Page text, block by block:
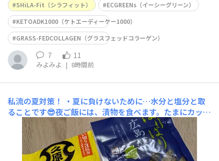
SHiLA-Fit（シラフィット）
ECGREENs（イーシーグリーン）
KETOADK1000（ケトエーディーケー1000）
GRASS-FEDCOLLAGEN（グラスフェッドコラーゲン）
7 11
みよみよ | 8時間前
私流の夏対策！
・夏に負けないために…水分と塩分と取
ることです😎夜ご飯には、漬物を食べます。たまにカット
野菜買い、漬物を作ります。久原だしのが好きです。広島
菜も好きです。広島旅行した際に出会い、兵庫県ではあま
りみつからず🥲姫路へ行った時にデパートの食品売り場で
見つけ久しぶりに買いました☺️最後に今年からは、マルコ